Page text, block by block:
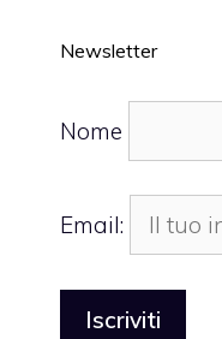
Newsletter
Nome
Email: